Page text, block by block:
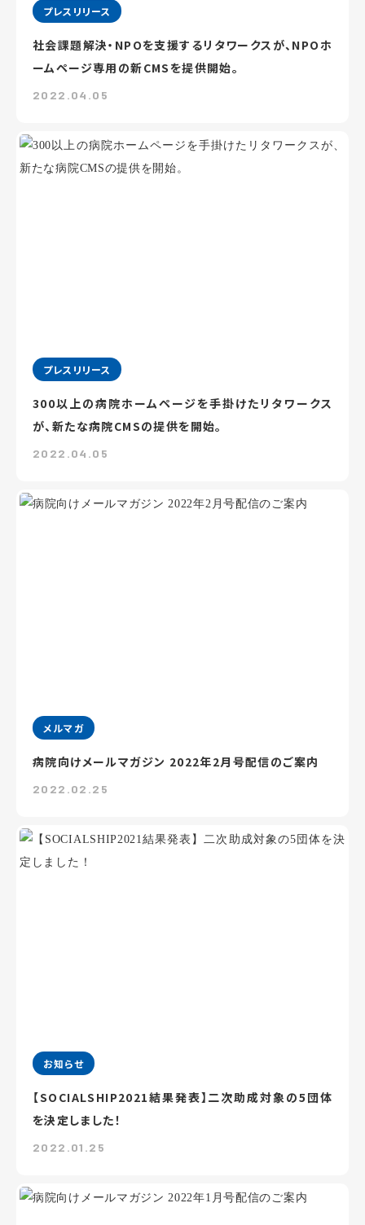
プレスリリース
社会課題解決・NPOを支援するリタワークスが、NPOホ
ームページ専用の新CMSを提供開始。
2022.04.05
プレスリリース
300以上の病院ホームページを手掛けたリタワークス
が、新たな病院CMSの提供を開始。
2022.04.05
メルマガ
病院向けメールマガジン 2022年2月号配信のご案内
2022.02.25
お知らせ
【SOCIALSHIP2021結果発表】二次助成対象の5団体
を決定しました！
2022.01.25